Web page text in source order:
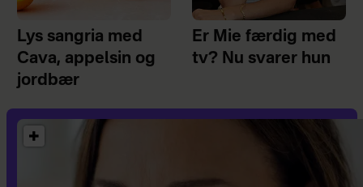
Lys sangria med
Cava, appelsin og
jordbær
Er Mie færdig med
tv? Nu svarer hun